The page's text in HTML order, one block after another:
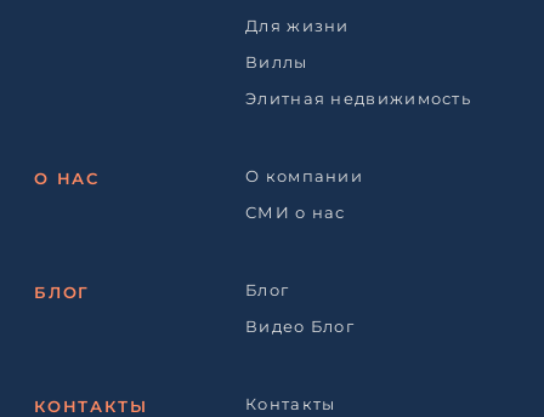
Для жизни
Виллы
Элитная недвижимость
О НАС
О компании
СМИ о нас
БЛОГ
Блог
Видео Блог
КОНТАКТЫ
Контакты